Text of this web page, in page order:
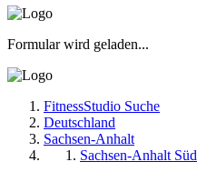
Formular wird geladen...
FitnessStudio Suche
Deutschland
Sachsen-Anhalt
Sachsen-Anhalt Süd